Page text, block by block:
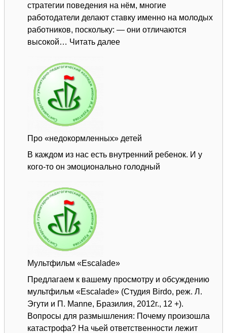
стратегии поведения на нём, многие
работодатели делают ставку именно на молодых
работников, поскольку: — они отличаются
высокой… Читать далее:
Про «недокормленных» детей
В каждом из нас есть внутренний ребенок. И у
кого-то он эмоционально голодный
Мультфильм «Escalade»
Предлагаем к вашему просмотру и обсуждению
мультфильм «Escalade» (Студия Birdo, реж. Л.
Эгути и П. Manne, Бразилия, 2012г., 12 +).
Вопросы для размышления: Почему произошла
катастрофа? На чьей ответственности лежит